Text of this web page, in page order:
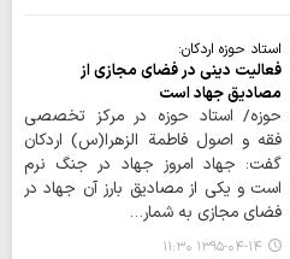
استاد حوزه اردکان:
فعالیت دینی در فضای مجازی از
مصادیق جهاد است
حوزه/ استاد حوزه در مرکز تخصصی
فقه و اصول فاطمة الزهرا(س) اردکان
گفت: جهاد امروز جهاد در جنگ نرم
است و یکی از مصادیق بارز آن جهاد در
فضای مجازی به شمار…
۱۳۹۵-۰۴-۱۴ ۱۱:۳۰